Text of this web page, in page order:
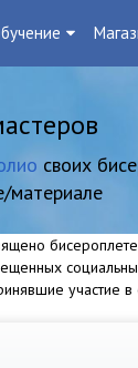
своих
материале